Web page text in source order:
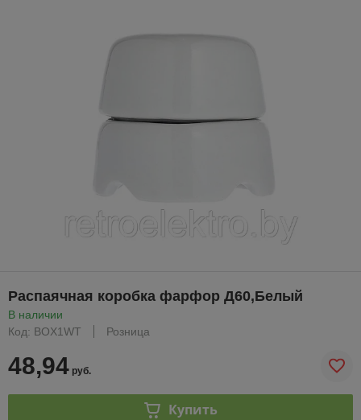
Распаячная коробка фарфор Д60,Белый
В наличии
Код: BOX1WT
Розница
48,94 руб.
Купить